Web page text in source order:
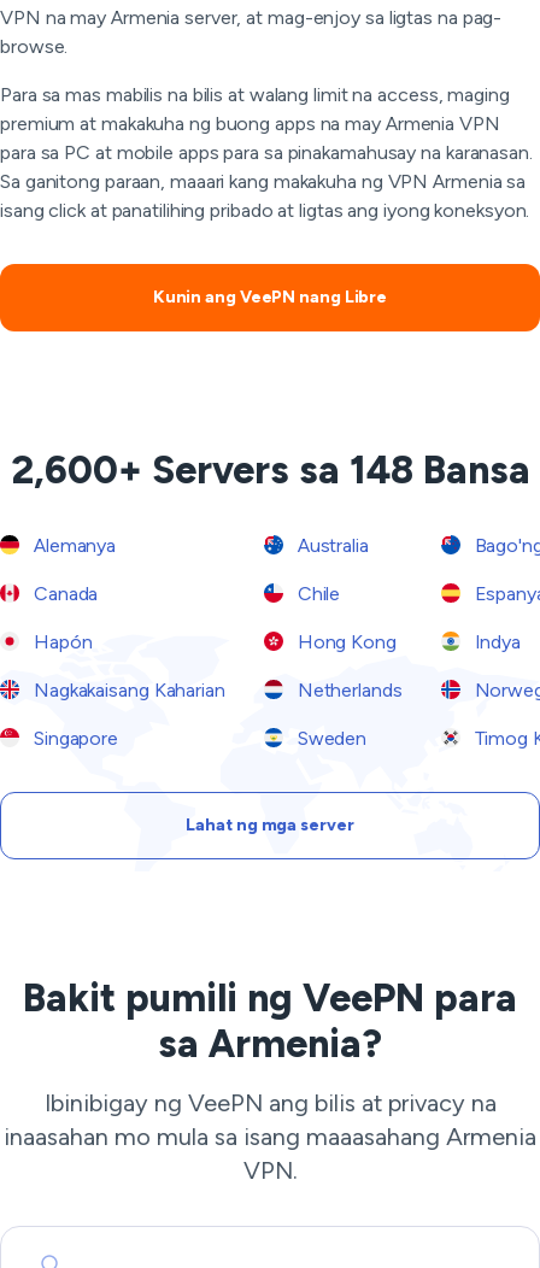
VPN na may Armenia server, at mag-enjoy sa ligtas na pag-
browse.
Para sa mas mabilis na bilis at walang limit na access, maging
premium at makakuha ng buong apps na may Armenia VPN
para sa PC at mobile apps para sa pinakamahusay na karanasan.
Sa ganitong paraan, maaari kang makakuha ng VPN Armenia sa
isang click at panatilihing pribado at ligtas ang iyong koneksyon.
Kunin ang VeePN nang Libre
2,600+ Servers sa 148 Bansa
Alemanya Australia
Canada Chile
Hapón Hong Kong Indya
Nagkakaisang Kaharian Netherlands
Singapore Sweden Timog
Lahat ng mga server
Bakit pumili ng VeePN para
sa Armenia?
Ibinibigay ng VeePN ang bilis at privacy na
inaasahan mo mula sa isang maaasahang Armenia
VPN.